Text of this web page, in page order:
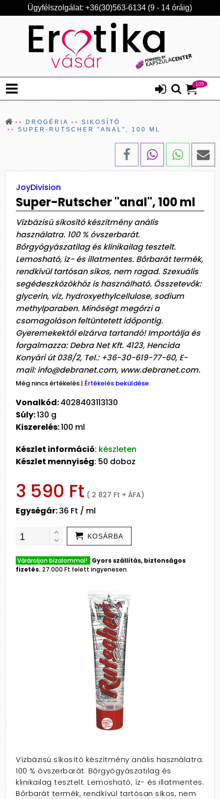
Ügyfélszolgálat: +36(30)563-6134 (9 - 14 óráig)
105
DROGÉRIA
SIKOSÍTÓ
SUPER-RUTSCHER "ANAL", 100 ML
JoyDivision
Super-Rutscher "anal", 100 ml
Vízbázisú síkosító készítmény anális
használatra. 100 % óvszerbarát.
Bőrgyógyászatilag és klinikailag tesztelt.
Lemosható, íz- és illatmentes. Bőrbarát termék,
rendkívül tartósan síkos, nem ragad. Szexuális
segédeszközökhöz is használható. Összetevők:
glycerin, víz, hydroxyethylcellulose, sodium
methylparaben. Minőségt megőrzi a
csomagoláson feltüntetett időpontig.
Gyeremekektől elzárva tartandó! Importálja és
forgalmazza: Debra Net Kft. 4123, Hencida
Konyári út 038/2, Tel.: +36-30-619-77-60, E-
mail: info@debranet.com, www.debranet.com.
Még nincs értékelés | Értékelés beküldése
Vonalkód:4028403113130
Súly:130 g
Kiszerelés:100 ml
Készlet információ: készleten
Készlet mennyiség: 50 doboz
3 590 Ft ( 2 827 Ft + ÁFA)
Egységár:36 Ft / ml
KOSÁRBA
Várároljon bizalommal! Gyors szállítás, biztonságos
fizetés. 27.000 Ft felett ingyenesen.
Vízbázisú síkosító készítmény anális használatra.
100 % óvszerbarát. Bőrgyógyászatilag és
klinikailag tesztelt. Lemosható, íz- és illatmentes.
Bőrbarát termék, rendkívül tartósan síkos, nem